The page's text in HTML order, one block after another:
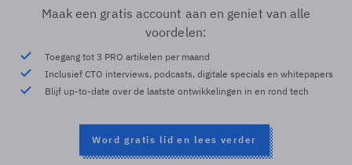
Maak een gratis account aan en geniet van alle
voordelen:
Toegang tot 3 PRO artikelen per maand
Inclusief CTO interviews, podcasts, digitale specials en whitepapers
Blijf up-to-date over de laatste ontwikkelingen in en rond tech
Word gratis lid en lees verder